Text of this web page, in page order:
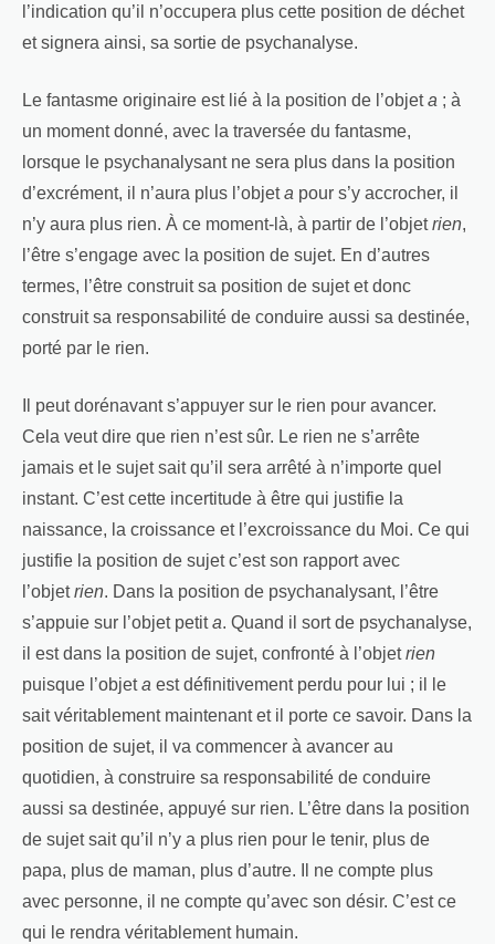
l’indication qu’il n’occupera plus cette position de déchet
et signera ainsi, sa sortie de psychanalyse.
Le fantasme originaire est lié à la position de l’objeta ; à
un moment donné, avec la traversée du fantasme,
lorsque le psychanalysant ne sera plus dans la position
d’excrément, il n’aura plus l’objeta pour s’y accrocher, il
n’y aura plus rien. À ce moment-là, à partir de l’objetrien,
l’être s’engage avec la position de sujet. En d’autres
termes, l’être construit sa position de sujet et donc
construit sa responsabilité de conduire aussi sa destinée,
porté par le rien.
Il peut dorénavant s’appuyer sur le rien pour avancer.
Cela veut dire que rien n’est sûr. Le rien ne s’arrête
jamais et le sujet sait qu’il sera arrêté à n’importe quel
instant. C’est cette incertitude à être qui justifie la
naissance, la croissance et l’excroissance du Moi. Ce qui
justifie la position de sujet c’est son rapport avec
l’objetrien. Dans la position de psychanalysant, l’être
s’appuie sur l’objet petita. Quand il sort de psychanalyse,
il est dans la position de sujet, confronté à l’objetrien
puisque l’objeta est définitivement perdu pour lui ; il le
sait véritablement maintenant et il porte ce savoir. Dans la
position de sujet, il va commencer à avancer au
quotidien, à construire sa responsabilité de conduire
aussi sa destinée, appuyé sur rien. L’être dans la position
de sujet sait qu’il n’y a plus rien pour le tenir, plus de
papa, plus de maman, plus d’autre. Il ne compte plus
avec personne, il ne compte qu’avec son désir. C’est ce
qui le rendra véritablement humain.